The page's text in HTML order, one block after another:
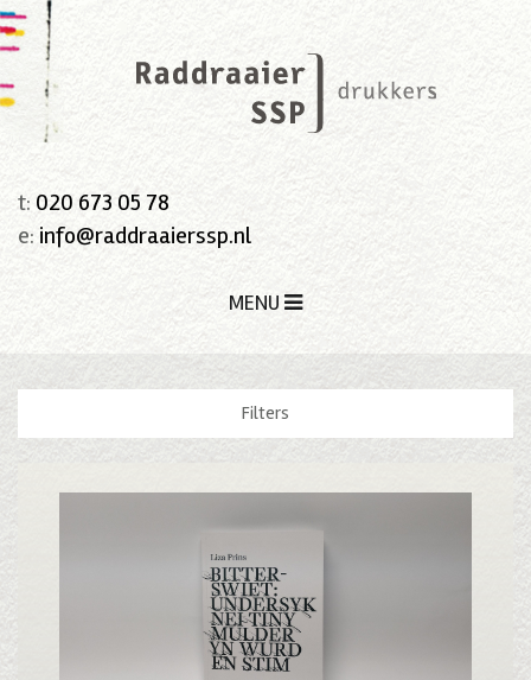
t: 020 673 05 78
e: info@raddraaierssp.nl
MENU
Filters